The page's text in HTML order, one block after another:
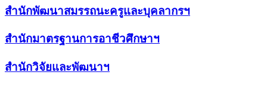
สำนักพัฒนาสมรรถนะครูและบุคลากรฯ
สำนักมาตรฐานการอาชีวศึกษาฯ
สำนักวิจัยและพัฒนาฯ